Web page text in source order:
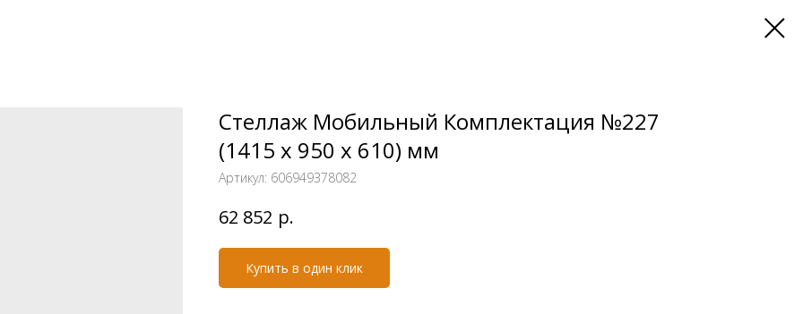
Стеллаж Мобильный Комплектация №227
(1415 х 950 х 610) мм
Артикул: 606949378082
62 852 р.
Купить в один клик